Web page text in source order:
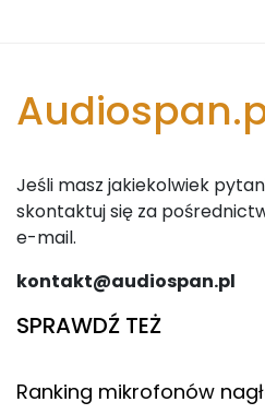
Jeśli masz jakiekolwiek
skontaktuj się za
e-mail.
kontakt@audiospan.pl
SPRAWDŹ TEŻ
Ranking mikrofonów